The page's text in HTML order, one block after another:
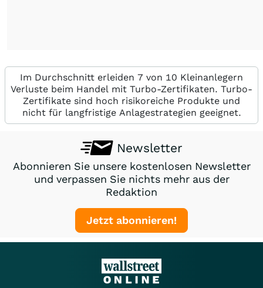
Im Durchschnitt erleiden 7 von 10 Kleinanlegern
Verluste beim Handel mit Turbo-Zertifikaten. Turbo-
Zertifikate sind hoch risikoreiche Produkte und
nicht für langfristige Anlagestrategien geeignet.
Newsletter
Abonnieren Sie unsere kostenlosen Newsletter
und verpassen Sie nichts mehr aus der
Redaktion
Jetzt abonnieren!